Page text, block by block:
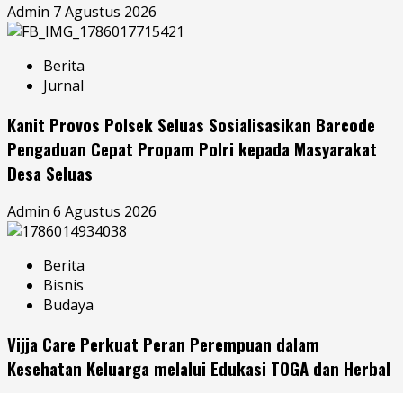
Admin 7 Agustus 2026
Berita
Jurnal
Kanit Provos Polsek Seluas Sosialisasikan Barcode
Pengaduan Cepat Propam Polri kepada Masyarakat
Desa Seluas
Admin 6 Agustus 2026
Berita
Bisnis
Budaya
Vijja Care Perkuat Peran Perempuan dalam
Kesehatan Keluarga melalui Edukasi TOGA dan Herbal